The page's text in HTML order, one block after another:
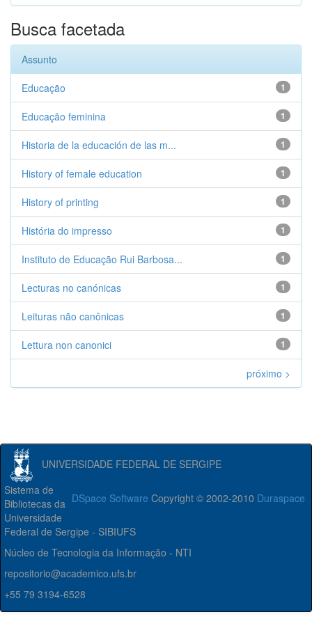
Busca facetada
Assunto
1
Educação
1
Educação feminina
1
Historia de la educación de las m...
1
History of female education
1
History of printing
1
História do impresso
1
Instituto de Educação Rui Barbosa...
1
Lecturas no canónicas
1
Leituras não canônicas
1
Lettura non canonici
próximo >
UNIVERSIDADE FEDERAL DE SERGIPE
DSpace Software Copyright © 2002-2010 Duraspace
Sistema de
Bibliotecas da
Universidade
Federal de Sergipe - SIBIUFS
Núcleo de Tecnologia da Informação - NTI
repositorio@academico.ufs.br
+55 79 3194-6528